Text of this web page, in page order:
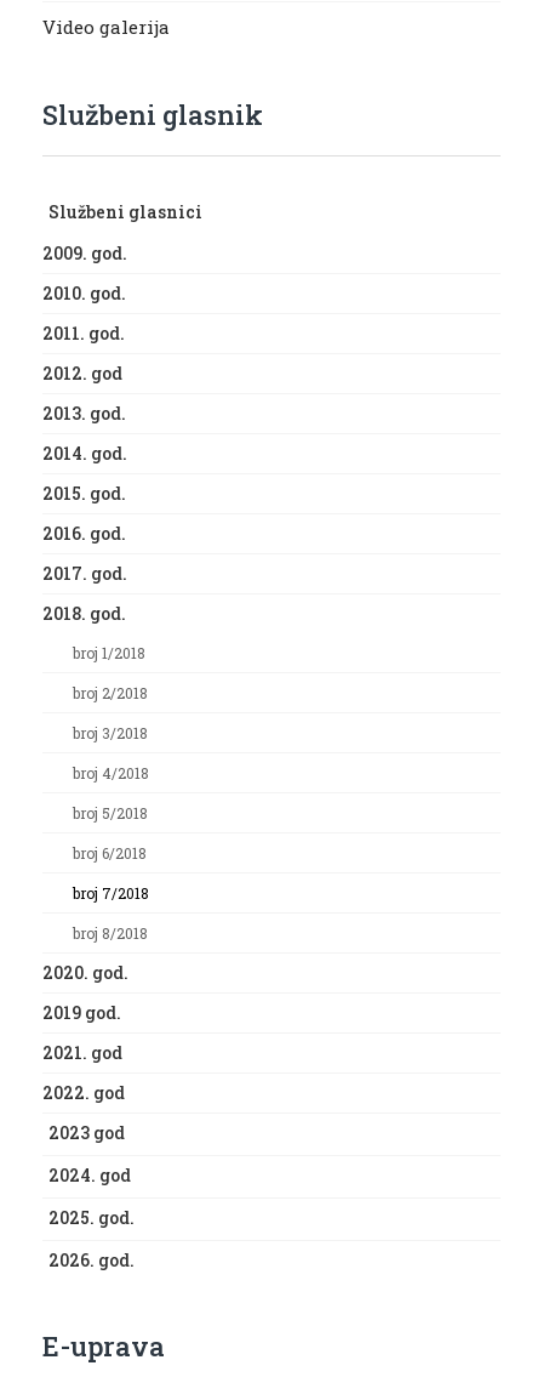
Video galerija
Službeni glasnik
Službeni glasnici
2009. god.
2010. god.
2011. god.
2012. god
2013. god.
2014. god.
2015. god.
2016. god.
2017. god.
2018. god.
broj 1/2018
broj 2/2018
broj 3/2018
broj 4/2018
broj 5/2018
broj 6/2018
broj 7/2018
broj 8/2018
2020. god.
2019 god.
2021. god
2022. god
2023 god
2024. god
2025. god.
2026. god.
E-uprava